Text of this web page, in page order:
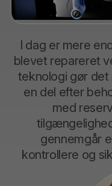
I dag er mere
blevet repareret
teknologi gør
en del efter
med
gennemgår
kontrollere og